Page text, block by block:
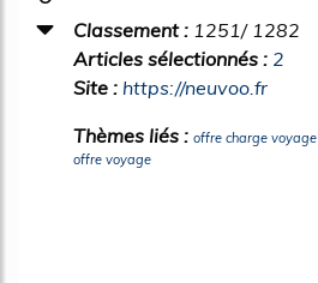
Classement : 1251/ 1282
Articles sélectionnés : 2
Site : https://neuvoo.fr
Thèmes liés : offre charge voyage
offre voyage